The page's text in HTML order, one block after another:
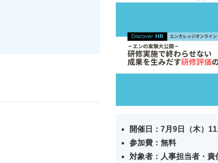
開催日：7月9日（木）
参加費：無料
対象者：人事担当者・